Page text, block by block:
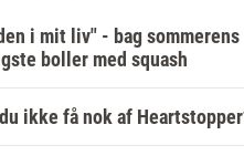
i mit liv" - bag sommerens
boller med squash
ikke få nok af